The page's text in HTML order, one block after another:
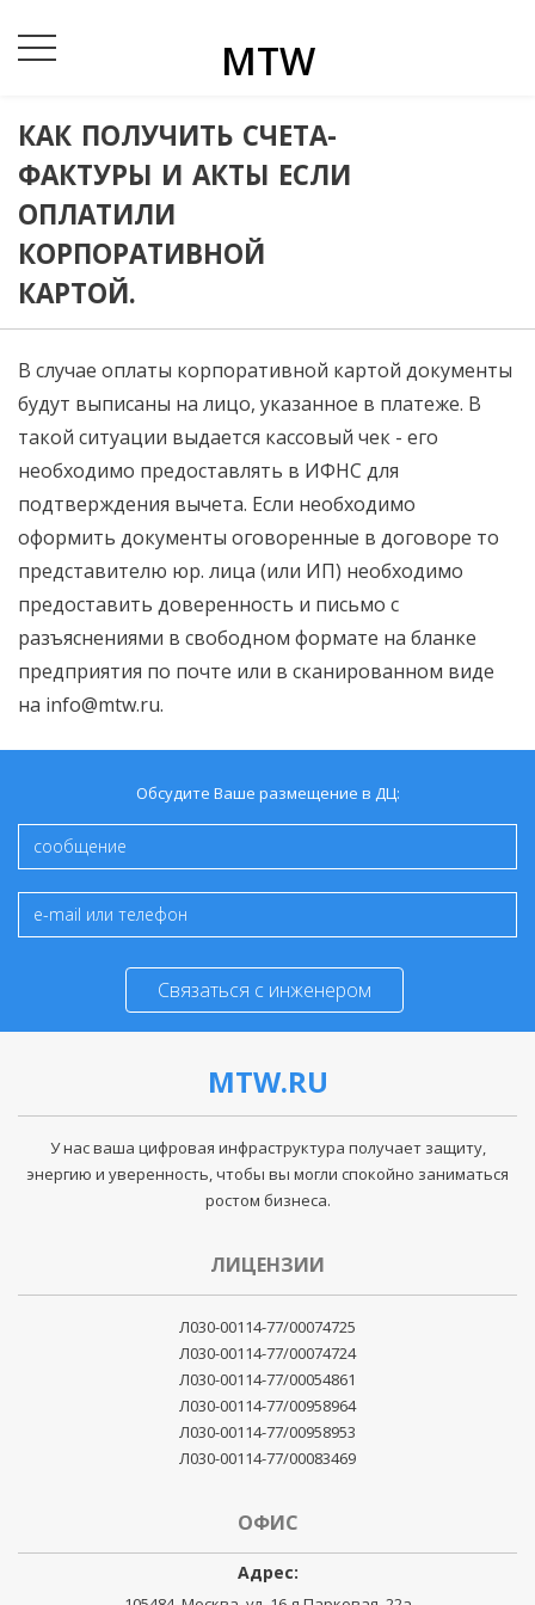
MTW
КАК ПОЛУЧИТЬ СЧЕТА-
ФАКТУРЫ И АКТЫ ЕСЛИ
ОПЛАТИЛИ
КОРПОРАТИВНОЙ
КАРТОЙ.
В случае оплаты корпоративной картой документы
будут выписаны на лицо, указанное в платеже. В
такой ситуации выдается кассовый чек - его
необходимо предоставлять в ИФНС для
подтверждения вычета. Если необходимо
оформить документы оговоренные в договоре то
представителю юр. лица (или ИП) необходимо
предоставить доверенность и письмо с
разъяснениями в свободном формате на бланке
предприятия по почте или в сканированном виде
на info@mtw.ru.
Обсудите Ваше размещение в ДЦ:
Связаться с инженером
MTW.RU
У нас ваша цифровая инфраструктура получает защиту,
энергию и уверенность, чтобы вы могли спокойно заниматься
ростом бизнеса.
ЛИЦЕНЗИИ
Л030-00114-77/00074725
Л030-00114-77/00074724
Л030-00114-77/00054861
Л030-00114-77/00958964
Л030-00114-77/00958953
Л030-00114-77/00083469
ОФИС
Адрес: